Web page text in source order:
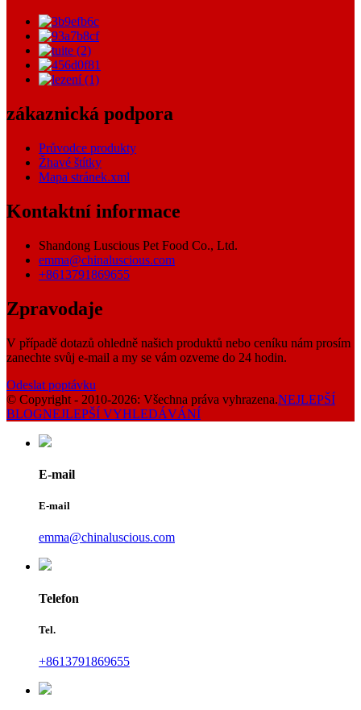
zákaznická podpora
Průvodce produkty
Žhavé štítky
Mapa stránek.xml
Kontaktní informace
Shandong Luscious Pet Food Co., Ltd.
emma@chinaluscious.com
+8613791869655
Zpravodaje
V případě dotazů ohledně našich produktů nebo ceníku nám prosím
zanechte svůj e-mail a my se vám ozveme do 24 hodin.
Odeslat poptávku
© Copyright - 2010-2026: Všechna práva vyhrazena.NEJLEPŠÍ
BLOGNEJLEPŠÍ VYHLEDÁVÁNÍ
E-mail
E-mail
emma@chinaluscious.com
Telefon
Tel.
+8613791869655